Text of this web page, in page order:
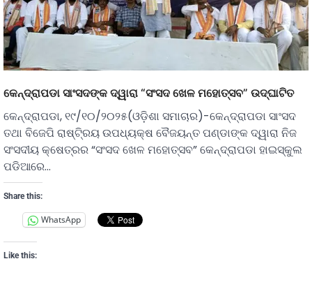
କେନ୍ଦ୍ରାପଡା ସାଂସଦଙ୍କ ଦ୍ୱାରା “ସଂସଦ ଖେଳ ମହୋତ୍ସବ” ଉଦ୍ଘାଟିତ
କେନ୍ଦ୍ରାପଡା, ୧୯/୧୦/୨୦୨୫(ଓଡ଼ିଶା ସମାଚାର)-କେନ୍ଦ୍ରାପଡା ସାଂସଦ
ତଥା ବିଜେପି ରାଷ୍ଟି୍ରୟ ଉପଧ୍ୟକ୍ଷ ବୈଜୟନ୍ତ ପଣ୍ଡାଙ୍କ ଦ୍ୱାରା ନିଜ
ସଂସଦୀୟ କ୍ଷେତ୍ରର “ସଂସଦ ଖେଳ ମହୋତ୍ସବ” କେନ୍ଦ୍ରାପଡା ହାଇସ୍କୁଲ
ପଡିଆରେ…
Share this:
WhatsApp
Like this: